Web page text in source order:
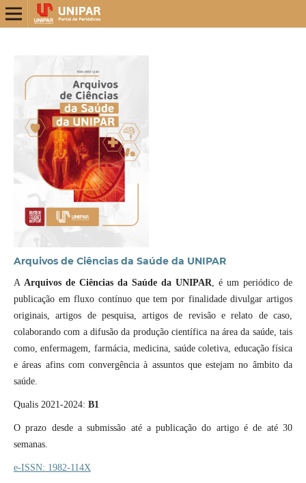
Arquivos de Ciências da Saúde da UNIPAR
A Arquivos de Ciências da Saúde da UNIPAR , é um periódico de
publicação em fluxo contínuo que tem por finalidade divulgar artigos
originais, artigos de pesquisa, artigos de revisão e relato de caso,
colaborando com a difusão da produção científica na área da saúde, tais
como, enfermagem, farmácia, medicina, saúde coletiva, educação física
e áreas afins com convergência à assuntos que estejam no âmbito da
saúde.
Qualis 2021-2024: B1
O prazo desde a submissão até a publicação do artigo é de até 30
semanas.
e-ISSN: 1982-114X